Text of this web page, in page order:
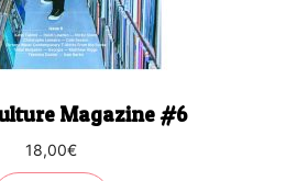
Magazine #6
18,00€